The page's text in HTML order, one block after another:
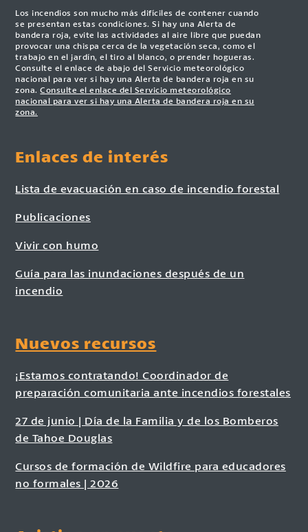
Los incendios son mucho más difíciles de contener cuando
se presentan estas condiciones. Si hay una Alerta de
bandera roja, evite las actividades al aire libre que puedan
provocar una chispa cerca de la vegetación seca, como el
trabajo en el jardín, el tiro al blanco, o prender hogueras.
Consulte el enlace de abajo del Servicio meteorológico
nacional para ver si hay una Alerta de bandera roja en su
zona.Consulte el enlace del Servicio meteorológico
nacional para ver si hay una Alerta de bandera roja en su
zona.
Enlaces de interés
Lista de evacuación en caso de incendio forestal
Publicaciones
Vivir con humo
Guía para las inundaciones después de un
incendio
Nuevos recursos
¡Estamos contratando! Coordinador de
preparación comunitaria ante incendios forestales
27 de junio | Día de la Familia y de los Bomberos
de Tahoe Douglas
Cursos de formación de Wildfire para educadores
no formales | 2026